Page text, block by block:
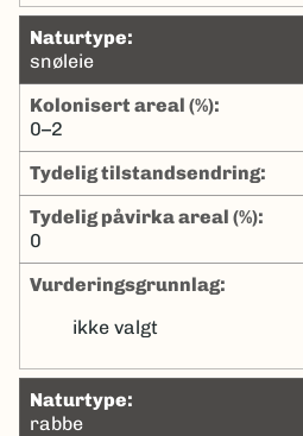
naturtype:
snøleie
kolonisert areal (%):
0–2
tydelig tilstandsendring:
tydelig påvirka areal (%):
0
Vurderingsgrunnlag:
ikke valgt
naturtype:
rabbe